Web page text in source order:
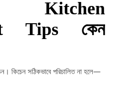
Kitchen
Tips কেন
কিচেন সঠিকভাবে পরিচালিত না হলে—